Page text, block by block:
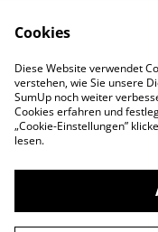
Privacy
©2026Deva
Cookies
Diese Website verwendet
verstehen, wie Sie unsere
SumUp noch weiter
Cookies erfahren und
„Cookie-Einstellungen”
lesen.